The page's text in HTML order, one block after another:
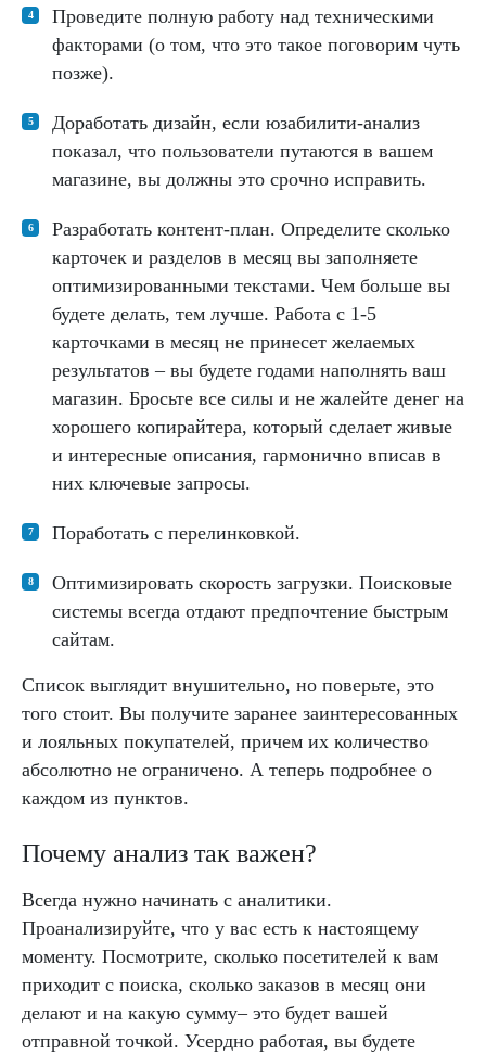
Проведите полную работу над техническими
факторами (о том, что это такое поговорим чуть
позже).
Доработать дизайн, если юзабилити-анализ
показал, что пользователи путаются в вашем
магазине, вы должны это срочно исправить.
Разработать контент-план. Определите сколько
карточек и разделов в месяц вы заполняете
оптимизированными текстами. Чем больше вы
будете делать, тем лучше. Работа с 1-5
карточками в месяц не принесет желаемых
результатов – вы будете годами наполнять ваш
магазин. Бросьте все силы и не жалейте денег на
хорошего копирайтера, который сделает живые
и интересные описания, гармонично вписав в
них ключевые запросы.
Поработать с перелинковкой.
Оптимизировать скорость загрузки. Поисковые
системы всегда отдают предпочтение быстрым
сайтам.
Список выглядит внушительно, но поверьте, это
того стоит. Вы получите заранее заинтересованных
и лояльных покупателей, причем их количество
абсолютно не ограничено. А теперь подробнее о
каждом из пунктов.
Почему анализ так важен?
Всегда нужно начинать с аналитики.
Проанализируйте, что у вас есть к настоящему
моменту. Посмотрите, сколько посетителей к вам
приходит с поиска, сколько заказов в месяц они
делают и на какую сумму– это будет вашей
отправной точкой. Усердно работая, вы будете